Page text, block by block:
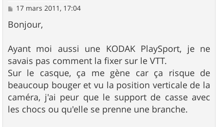
M
s
s
g
e
17 mars 2011, 17:04
Bonjour,
Ayant moi aussi une KODAK PlaySport, je ne
savais pas comment la fixer sur le VTT.
Sur le casque, ça me gène car ça risque de
beaucoup bouger et vu la position verticale de la
caméra, j'ai peur que le support de casse avec
les chocs ou qu'elle se prenne une branche.